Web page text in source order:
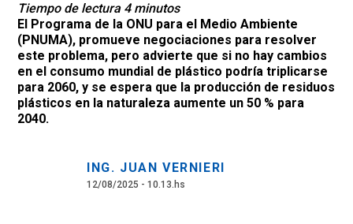
Tiempo de lectura 4 minutos
El Programa de la ONU para el Medio Ambiente
(PNUMA), promueve negociaciones para resolver
este problema, pero advierte que si no hay cambios
en el consumo mundial de plástico podría triplicarse
para 2060, y se espera que la producción de residuos
plásticos en la naturaleza aumente un 50 % para
2040.
ING. JUAN VERNIERI
12/08/2025 - 10.13.hs